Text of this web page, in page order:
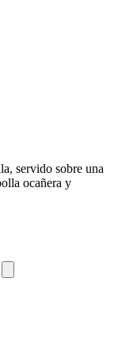
servido sobre una
ocañera y